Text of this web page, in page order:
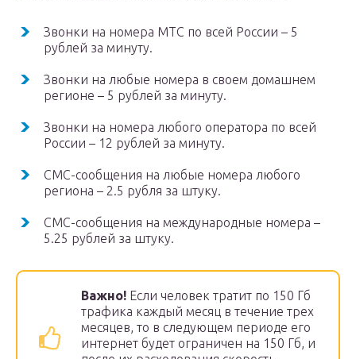
Звонки на номера МТС по всей России – 5
рублей за минуту.
Звонки на любые номера в своем домашнем
регионе – 5 рублей за минуту.
Звонки на номера любого оператора по всей
России – 12 рублей за минуту.
СМС-сообщения на любые номера любого
региона – 2.5 рубля за штуку.
СМС-сообщения на международные номера –
5.25 рублей за штуку.
Важно! Если человек тратит по 150 Гб
трафика каждый месяц в течение трех
месяцев, то в следующем периоде его
интернет будет ограничен на 150 Гб, и